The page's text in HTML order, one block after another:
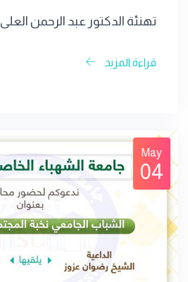
تهنئة الدكتور عبد الرحمن العلي
قراءة المزيد
May
04